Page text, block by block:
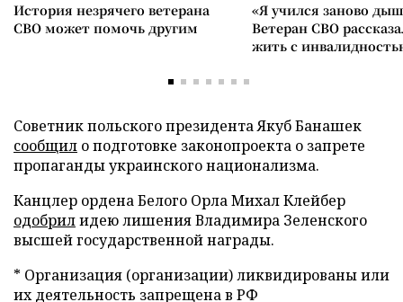
История незрячего ветерана
СВО может помочь другим
«Я учился заново
Ветеран СВО
жить с
Советник польского президента Якуб Банашек
сообщил о подготовке законопроекта о запрете
пропаганды украинского национализма.
Канцлер ордена Белого Орла Михал Клейбер
одобрилидею лишения Владимира Зеленского
высшей государственной награды.
* Организация (организации) ликвидированы или
их деятельность запрещена в РФ